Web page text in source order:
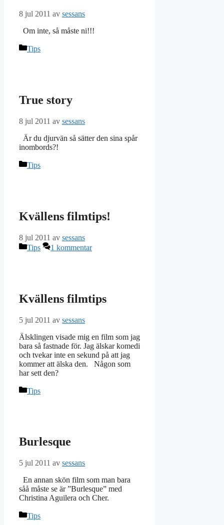
8 jul 2011 av sessans
Om inte, så måste ni!!!
Kategorier
Tips
True story
8 jul 2011 av sessans
Är du djurvän så sätter den sina spår
inombords?!
Kategorier
Tips
Kvällens filmtips!
8 jul 2011 av sessans
Kategorier
Tips 1 kommentar
Kvällens filmtips
5 jul 2011 av sessans
Älsklingen visade mig en film som jag
bara så fastnade för. Jag älskar komedi
och tvekar inte en sekund på att jag
kommer att älska den. Någon som
har sett den?
Kategorier
Tips
Burlesque
5 jul 2011 av sessans
En annan skön film som man bara
såå måste se är ”Burlesque” med
Christina Aguilera och Cher.
Kategorier
Tips